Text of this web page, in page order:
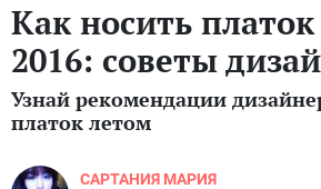
Как носить
2016: советы
Узнай рекомендации
платок летом
САРТАНИЯ МАРИЯ